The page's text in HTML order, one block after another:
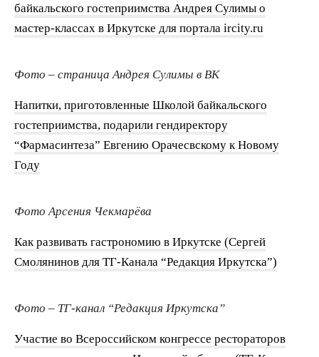
байкальского гостеприимства Андрея Сулимы о
мастер-классах в Иркутске для портала ircity.ru
Фото – страница Андрея Сулимы в ВК
Напитки, приготовленные Школой байкальского
гостеприимства, подарили гендиректору
“Фармасинтеза” Евгению Орачесвскому к Новому
Году
Фото Арсения Чекмарёва
Как развивать гастрономию в Иркутске (Сергей
Смолянинов для ТГ-Канала “Редакция Иркутска”)
Фото – ТГ-канал “Редакция Иркутска”
Участие во Всероссийском конгрессе рестораторов